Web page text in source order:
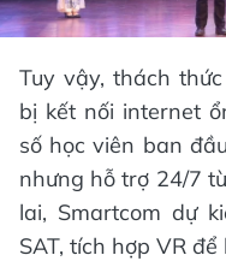
Tuy vậy, thách
bị kết nối internet
số học viên ban
nhưng hỗ trợ 24/7
lai, Smartcom dự
SAT, tích hợp VR